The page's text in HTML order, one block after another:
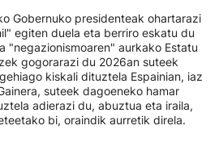
Gobernuko presidenteak ohartarazi
egiten duela eta berriro eskatu du
"negazionismoaren" aurkako Estatu
gogorarazi du 2026an suteek
kiskali dituztela Espainian, iaz
suteek dagoeneko hamar
adierazi du, abuztua eta iraila,
bi, oraindik aurretik direla.